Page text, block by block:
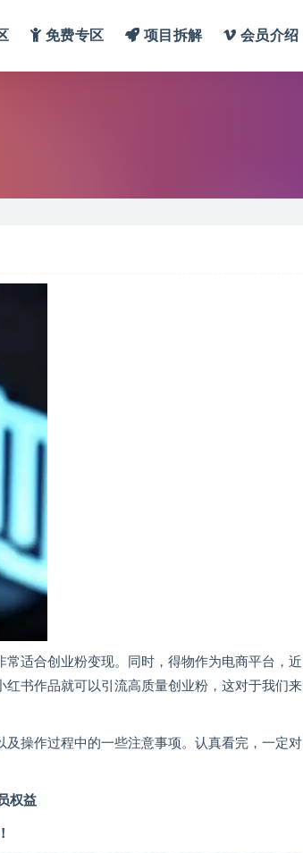
免费专区 项目拆解 会员介绍
适合创业粉变现。同时，得物作为电商平台，近
书作品就可以引流高质量创业粉，这对于我们来
操作过程中的一些注意事项。认真看完，一定对
权益